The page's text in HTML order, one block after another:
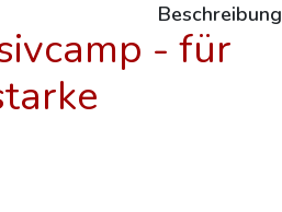
Beschreibung
- für